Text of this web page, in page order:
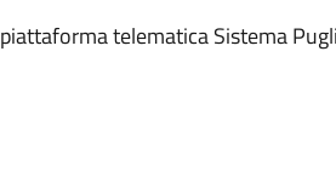
telematica Sistema